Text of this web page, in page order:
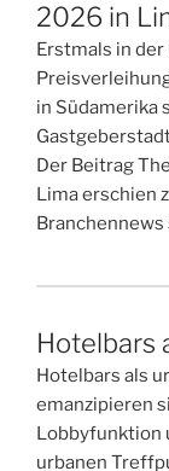
2026 in
Erstmals in
in Südamerika
Der Beitrag
Lima erschien
Hotelbars
Hotelbars als
emanzipieren
Lobbyfunktion
urbanen